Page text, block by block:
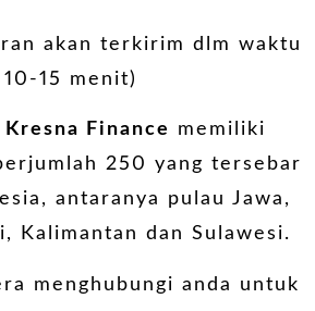
akan terkirim dlm waktu
10-15 menit)
Kresna Finance
memiliki
250 yang tersebar
antaranya pulau Jawa,
Kalimantan dan Sulawesi.
menghubungi anda untuk